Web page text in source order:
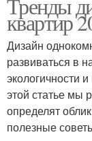
квартир
Дизайн
развиваться в
экологичности
этой статье мы
определят
полезные